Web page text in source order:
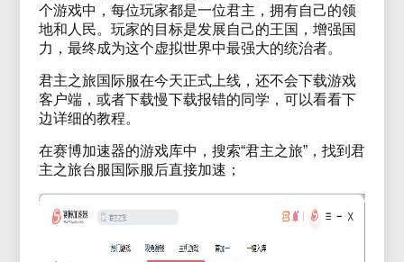
个游戏中，每位玩家都是一位君主，拥有自己的领
地和人民。玩家的目标是发展自己的王国，增强国
力，最终成为这个虚拟世界中最强大的统治者。
君主之旅国际服在今天正式上线，还不会下载游戏
客户端，或者下载慢下载报错的同学，可以看看下
边详细的教程。
在赛博加速器的游戏库中，搜索“君主之旅”，找到君
主之旅台服国际服后直接加速；